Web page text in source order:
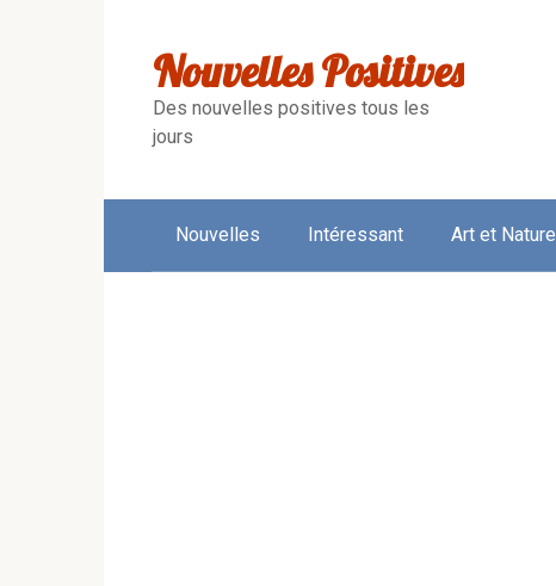
Nouvelles Positives
Des nouvelles positives tous les
jours
Nouvelles Intéressant Art et Nature